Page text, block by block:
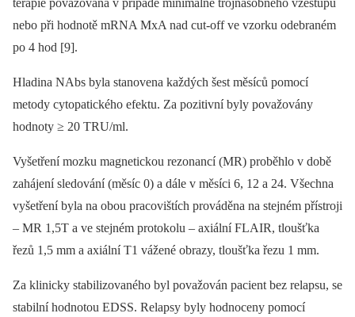
terapie považována v případě minimálně trojnásobného vzestupu
nebo při hodnotě mRNA MxA nad cut-off ve vzorku odebraném
po 4 hod [9].
Hladina NAbs byla stanovena každých šest měsíců pomocí
metody cytopatického efektu. Za pozitivní byly považovány
hodnoty ≥ 20 TRU/ml.
Vyšetření mozku magnetickou rezonancí (MR) proběhlo v době
zahájení sledování (měsíc 0) a dále v měsíci 6, 12 a 24. Všechna
vyšetření byla na obou pracovištích prováděna na stejném přístroji
–⁠ MR 1,5T a ve stejném protokolu –⁠ axiální FLAIR, tloušťka
řezů 1,5 mm a axiální T1 vážené obrazy, tloušťka řezu 1 mm.
Za klinicky stabilizovaného byl považován pacient bez relapsu, se
stabilní hodnotou EDSS. Relapsy byly hodnoceny pomocí